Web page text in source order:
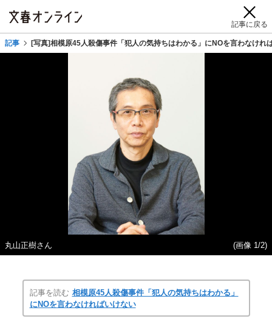
記事に戻る
記事 [写真]相模原45人殺傷事件「犯人の気持ちはわかる」にNOを言わなけれ
丸山正樹さん (画像 1/2)
記事を読む 相模原45人殺傷事件「犯人の気持ちはわかる」
にNOを言わなければいけない